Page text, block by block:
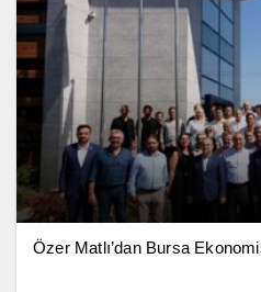
Özer Matlı’dan Bursa